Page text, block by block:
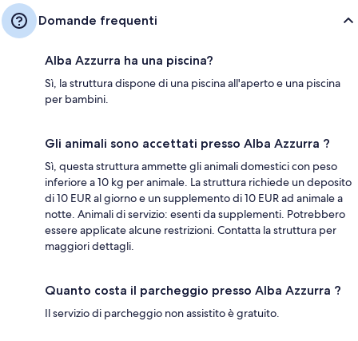
Domande frequenti
Alba Azzurra ha una piscina?
Sì, la struttura dispone di una piscina all'aperto e una piscina
per bambini.
Gli animali sono accettati presso Alba Azzurra ?
Sì, questa struttura ammette gli animali domestici con peso
inferiore a 10 kg per animale. La struttura richiede un deposito
di 10 EUR al giorno e un supplemento di 10 EUR ad animale a
notte. Animali di servizio: esenti da supplementi. Potrebbero
essere applicate alcune restrizioni. Contatta la struttura per
maggiori dettagli.
Quanto costa il parcheggio presso Alba Azzurra ?
Il servizio di parcheggio non assistito è gratuito.